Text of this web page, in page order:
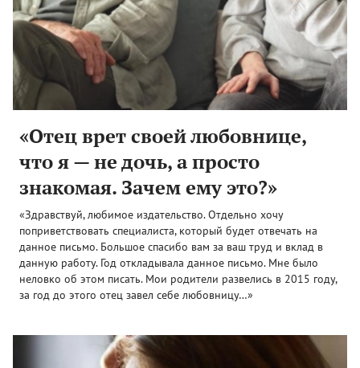
«Отец врет своей любовнице,
что я — не дочь, а просто
знакомая. Зачем ему это?»
«Здравствуй, любимое издательство. Отдельно хочу
поприветствовать специалиста, который будет отвечать на
данное письмо. Большое спасибо вам за ваш труд и вклад в
данную работу. Год откладывала данное письмо. Мне было
неловко об этом писать. Мои родители развелись в 2015 году,
за год до этого отец завел себе любовницу…»